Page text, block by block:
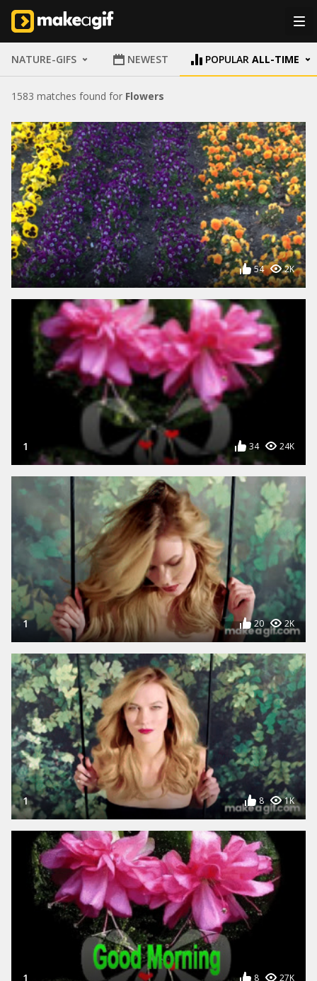
NATURE-GIFS NEWEST POPULAR ALL-TIME
1583 matches found for Flowers
54 2K
1 34 24K
1 20 2K
1 8 1K
1 8 27K